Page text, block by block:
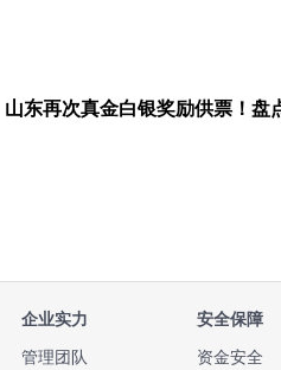
企业实力
管理团队
安全保障
资金安全